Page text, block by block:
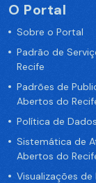
O Portal
Sobre o Portal
Padrão de
Recife
Padrões de
Abertos do
Política de
Sistemática de
Abertos do
Visualizações de